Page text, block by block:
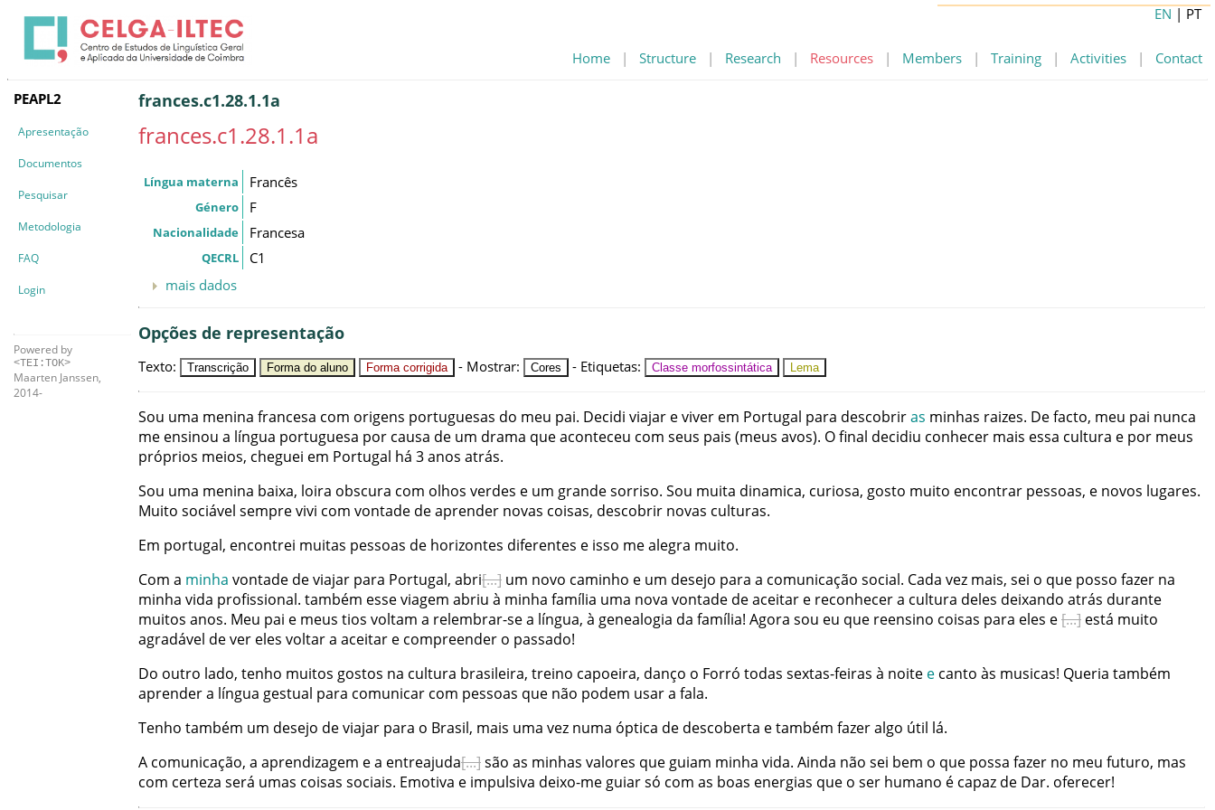
Home | Structure | Research | Resources | Members | Training | Activities | Contact
EN | PT
PEAPL2
Apresentação
Documentos
Pesquisar
Metodologia
FAQ
Login
Powered by
<TEI:TOK>
Maarten Janssen,
2014-
frances.c1.28.1.1a
frances.c1.28.1.1a
Língua materna Francês
Género F
Nacionalidade Francesa
QECRL
C1
mais dados
Opções de representação
Texto: Transcrição Forma do aluno Forma corrigida - Mostrar: Cores - Etiquetas: Classe morfossintática Lema
Sou uma menina francesa com origens portuguesas do meu pai. Decidi viajar eviver em Portugal para descobriras minhas raizes. Defacto, meu pai nunca
me ensinou a língua portuguesa por causa de um drama queaconteceu com seus pais (meus avos). Ofinal decidiu conhecer mais essa cultura e por meus
próprios meios, cheguei em Portugal há 3anos atrás.
Sou uma menina baixa, loira obscura com olhos verdes e um grandesorriso. Sou muita dinamica, curiosa, gosto muito encontrar pessoas, e novos lugares.
Muito sociável semprevivi com vontade deaprender novas coisas, descobrir novas culturas.
Em portugal, encontrei muitas pessoas de horizontes diferentes e isso mealegra muito.
Com a minha vontade deviajar para Portugal, abri um novo caminho e um desejo para a comunicação social. Cada vez mais, sei o que posso fazer na
minha vida profissional. também esseviagem abriu à minha família uma nova vontade deaceitar e reconhecera cultura deles deixando atrás durante
muitos anos. Meu pai e meus tios voltam a relembrar-sea língua, à genealogia da família! Agora sou eu que reensino coisas para eles e está muito
agradável dever eles voltara aceitar e compreender o passado!
Do outro lado, tenho muitos gostos na cultura brasileira, treino capoeira, danço o Forró todas sextas-feiras à noite e canto às musicas! Queria também
aprendera língua gestual para comunicar com pessoas que não podem usara fala.
Tenho também um desejo deviajar para o Brasil, mais uma vez numa óptica de descoberta etambém fazeralgo útil lá.
A comunicação, a aprendizagem ea entreajuda são as minhas valores que guiam minha vida. Ainda não sei bem o que possa fazer no meu futuro, mas
com certeza será umas coisas sociais. Emotiva e impulsiva deixo-me guiarsó com as boas energias que o ser humano é capaz de Dar. oferecer!